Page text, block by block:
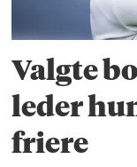
Valgte
leder
friere